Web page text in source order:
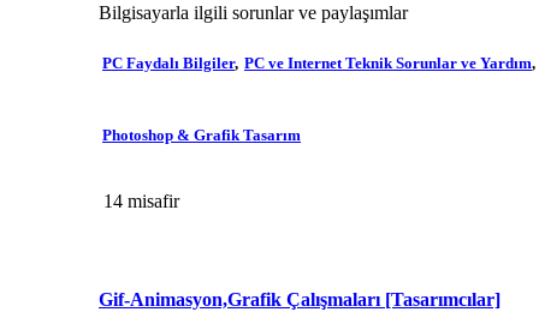
Bilgisayarla ilgili sorunlar ve paylaşımlar
PC Faydalı Bilgiler PC ve Internet Teknik Sorunlar ve Yardım
Photoshop & Grafik Tasarım
14 misafir
Gif-Animasyon,Grafik Çalışmaları [Tasarımcılar]